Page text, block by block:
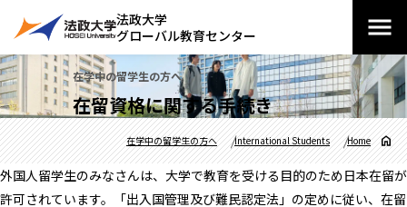
法政大学
グローバル教育センター
在学中の留学生の方へ
在留資格に関する手続き
Home
International Students
在学中の留学生の方へ
外国人留学生のみなさんは、大学で教育を受ける目的のため日本在留が
許可されています。「出入国管理及び難民認定法」の定めに従い、在留